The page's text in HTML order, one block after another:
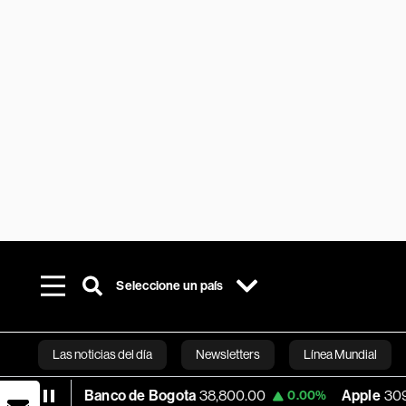
Seleccione un país
Las noticias del día Newsletters Línea Mundial
Bloomberg
Banco de Bogota 38,800.00 0.00% Apple 309.25